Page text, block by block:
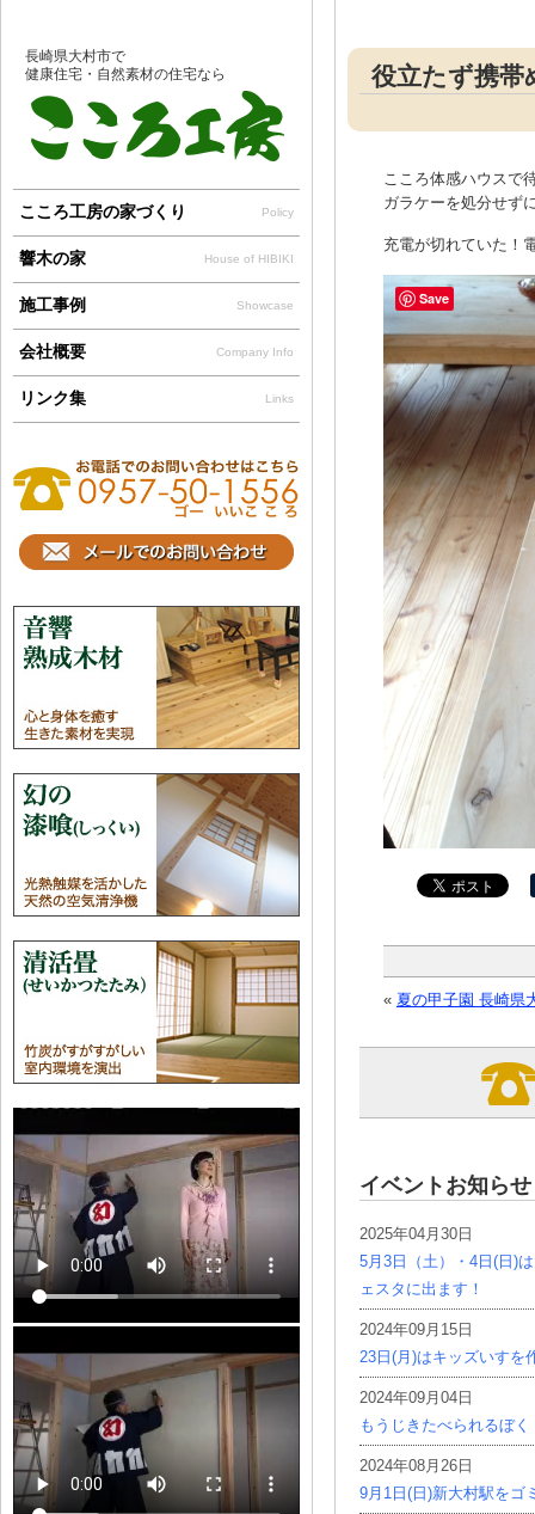
役立たず携
こころ体感ハウスで
ガラケーを処分せず
充電が切れていた！
« 夏の甲子園 長崎県
イベントお知らせ
2025年04月30日
5月3日（土）・4日(日)
ェスタに出ます！
2024年09月15日
23日(月)はキッズいすを
2024年09月04日
もうじきたべられるぼく
2024年08月26日
9月1日(日)新大村駅をゴ
長崎県大村市で
健康住宅・自然素材の住宅なら
こころ工房の家づくり Policy
響木の家 House of HIBIKI
施工事例 Showcase
会社概要 Company Info
リンク集 Links
Save